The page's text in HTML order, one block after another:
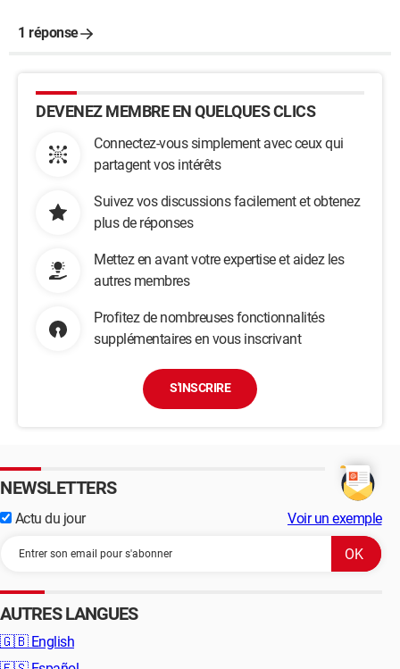
1 réponse
DEVENEZ MEMBRE EN QUELQUES CLICS
Connectez-vous simplement avec ceux qui
partagent vos intérêts
Suivez vos discussions facilement et obtenez
plus de réponses
Mettez en avant votre expertise et aidez les
autres membres
Profitez de nombreuses fonctionnalités
supplémentaires en vous inscrivant
S'INSCRIRE
NEWSLETTERS
Actu du jour Voir un exemple
AUTRES LANGUES
🇬🇧 English